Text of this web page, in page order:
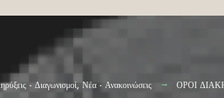
- Διαγωνισμοί,Νέα - Ανακοινώσεις
ΟΡΟΙ